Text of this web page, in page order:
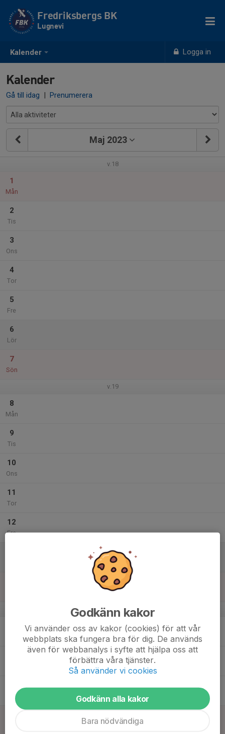
Kalender Logga in
Fredriksbergs BK
Lugnevi
Kalender
Gå till idag | Prenumerera
Maj 2023
v.18
1
Mån
2
Tis
3
Ons
4
Tor
5
Fre
6
Lör
7
Sön
v.19
8
Mån
9
Tis
10
Ons
11
Tor
12
Fre
v.20
Ons
Godkänn kakor
Vi använder oss av kakor (cookies) för att vår
webbplats ska fungera bra för dig. De används
även för webbanalys i syfte att hjälpa oss att
förbättra våra tjänster.
Så använder vi cookies
Godkänn alla kakor
Bara nödvändiga